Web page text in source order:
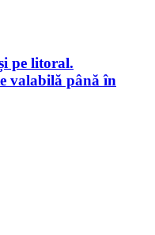
pe litoral.
valabilă până în